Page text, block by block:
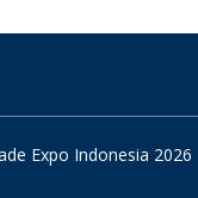
Expo Indonesia 2026